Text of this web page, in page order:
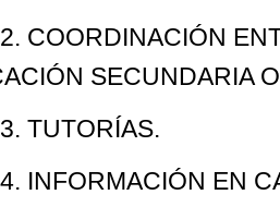
COORDINACIÓN
SECUNDARIA
TUTORÍAS.
INFORMACIÓN EN